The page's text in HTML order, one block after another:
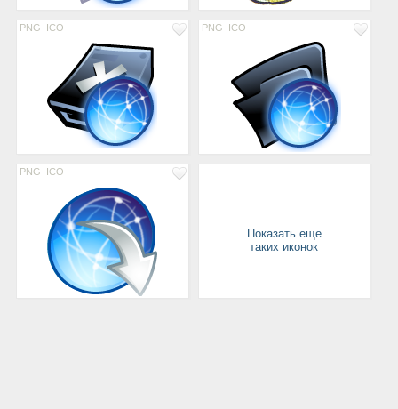
PNG ICO PNG ICO
PNG ICO
Показать еще
таких иконок